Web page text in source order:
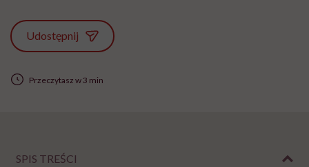
Udostępnij
Przeczytasz w 3 min
SPIS TREŚCI